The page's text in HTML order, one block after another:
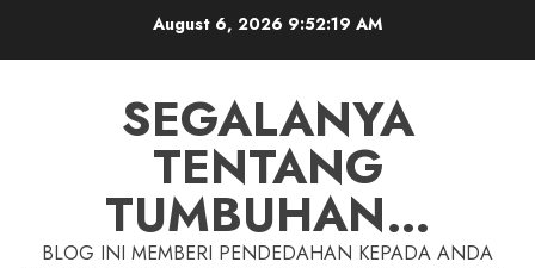
August 6, 2026 9:52:20 AM
SEGALANYA
TENTANG
TUMBUHAN…
BLOG INI MEMBERI PENDEDAHAN KEPADA ANDA